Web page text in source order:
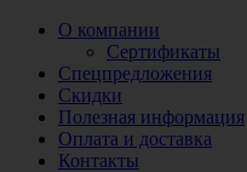
О компании
Сертификаты
Спецпредложения
Скидки
Полезная информация
Оплата и доставка
Контакты